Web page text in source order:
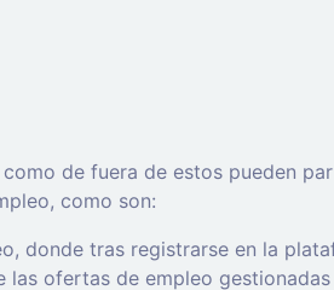
de fuera de estos pueden
como son:
donde tras registrarse en la
ofertas de empleo gestionadas